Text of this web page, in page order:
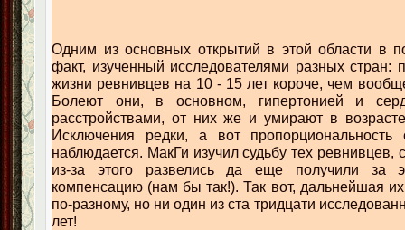
Одним из основных открытий в этой области в
факт, изученный исследователями разных стран:
жизни ревнивцев на 10 - 15 лет короче, чем
Болеют они, в основном, гипертонией и
расстройствами, от них же и умирают в
Исключения редки, а вот пропорциональность
наблюдается. МакГи изучил судьбу тех
из-за этого развелись да еще получили за
компенсацию (нам бы так!). Так вот, дальнейшая
по-разному, но ни один из ста тридцати
лет!